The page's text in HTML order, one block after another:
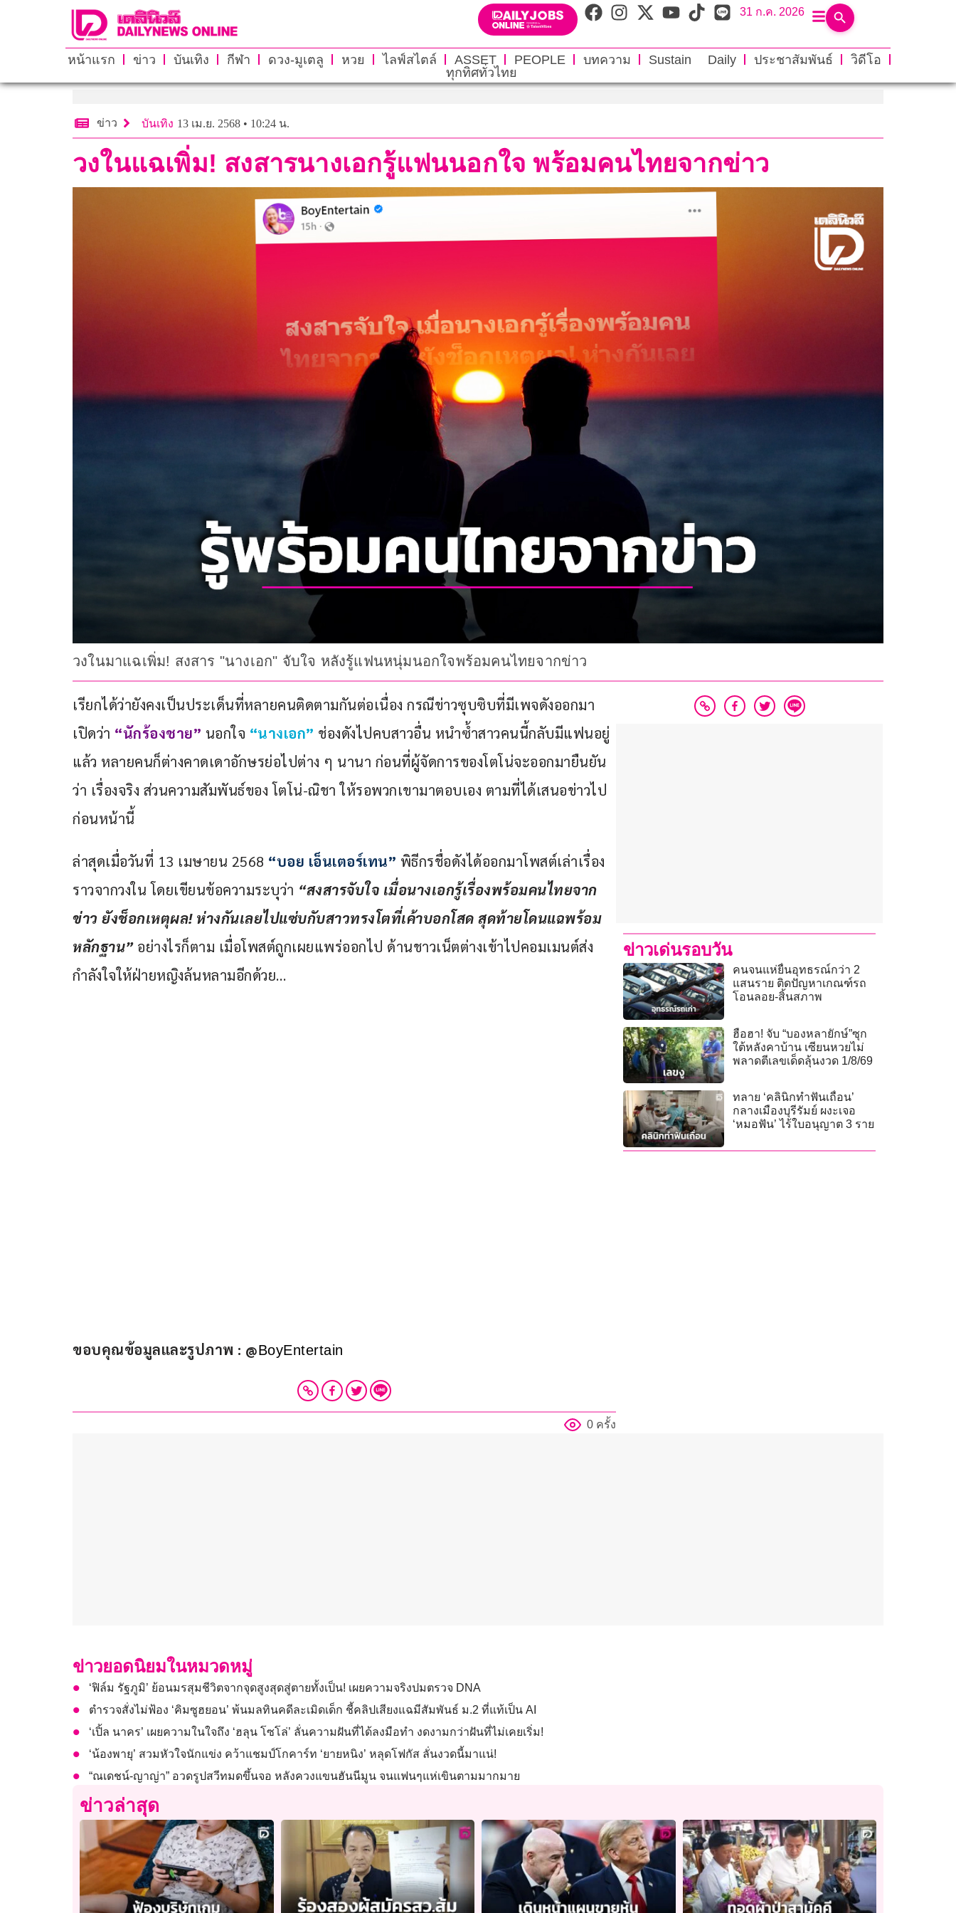
31 ก.ค. 2026
หน้าแรก ข่าว บันเทิง กีฬา ดวง-มูเตลู หวย ไลฟ์สไตล์ ASSET PEOPLE บทความ Sustain Daily ประชาสัมพันธ์
วิดีโอ
ทุกทิศทั่วไทย
ข่าว บันเทิง 13 เม.ย. 2568 • 10:24 น.
วงในแฉเพิ่ม! สงสารนางเอกรู้แฟนนอกใจ พร้อมคนไทยจากข่าว
วงในมาแฉเพิ่ม! สงสาร "นางเอก" จับใจ หลังรู้แฟนหนุ่มนอกใจพร้อมคนไทยจากข่าว
เรียกได้ว่ายังคงเป็นประเด็นที่หลายคนติดตามกันต่อเนื่อง กรณีข่าวซุบซิบที่มีเพจดังออกมา
เปิดว่า “นักร้องชาย” นอกใจ “นางเอก” ช่องดังไปคบสาวอื่น หนำซ้ำสาวคนนี้กลับมีแฟนอยู่
แล้ว หลายคนก็ต่างคาดเดาอักษรย่อไปต่าง ๆ นานา ก่อนที่ผู้จัดการของโตโน่จะออกมายืนยัน
ว่า เรื่องจริง ส่วนความสัมพันธ์ของ โตโน่-ณิชา ให้รอพวกเขามาตอบเอง ตามที่ได้เสนอข่าวไป
ก่อนหน้านี้
ล่าสุดเมื่อวันที่ 13 เมษายน 2568 “บอย เอ็นเตอร์เทน” พิธีกรชื่อดังได้ออกมาโพสต์เล่าเรื่อง
ราวจากวงใน โดยเขียนข้อความระบุว่า “สงสารจับใจ เมื่อนางเอกรู้เรื่องพร้อมคนไทยจาก
ข่าว ยังช็อกเหตุผล! ห่างกันเลยไปแซ่บกับสาวทรงโตที่เค้าบอกโสด สุดท้ายโดนแฉพร้อม
หลักฐาน” อย่างไรก็ตาม เมื่อโพสต์ถูกเผยแพร่ออกไป ด้านชาวเน็ตต่างเข้าไปคอมเมนต์ส่ง
กำลังใจให้ฝ่ายหญิงล้นหลามอีกด้วย…
ขอบคุณข้อมูลและรูปภาพ : @BoyEntertain
0 ครั้ง
ข่าวเด่นรอบวัน
คนจนแห่ยื่นอุทธรณ์กว่า 2
แสนราย ติดปัญหาเกณฑ์รถ
โอนลอย-สิ้นสภาพ
ฮือฮา! จับ “บองหลายักษ์”ซุก
ใต้หลังคาบ้าน เซียนหวยไม่
พลาดตีเลขเด็ดลุ้นงวด 1/8/69
ทลาย ‘คลินิกทำฟันเถื่อน’
กลางเมืองบุรีรัมย์ ผงะเจอ
‘หมอฟัน’ ไร้ใบอนุญาต 3 ราย
ข่าวยอดนิยมในหมวดหมู่
‘ฟิล์ม รัฐภูมิ’ ย้อนมรสุมชีวิตจากจุดสูงสุดสู่ตายทั้งเป็น! เผยความจริงปมตรวจ DNA
ตำรวจสั่งไม่ฟ้อง ‘คิมซูฮยอน’ พ้นมลทินคดีละเมิดเด็ก ชี้คลิปเสียงแฉมีสัมพันธ์ ม.2 ที่แท้เป็น AI
‘เปิ้ล นาคร’ เผยความในใจถึง ‘ฮลุน โซโล่’ ลั่นความฝันที่ได้ลงมือทำ งดงามกว่าฝันที่ไม่เคยเริ่ม!
‘น้องพายุ’ สวมหัวใจนักแข่ง คว้าแชมป์โกคาร์ท ‘ยายหนิง’ หลุดโฟกัส ลั่นงวดนี้มาแน่!
“ณเดชน์-ญาญ่า” อวดรูปสวีทมดขึ้นจอ หลังควงแขนฮันนีมูน จนแฟนๆแห่เขินตามมากมาย
ข่าวล่าสุด